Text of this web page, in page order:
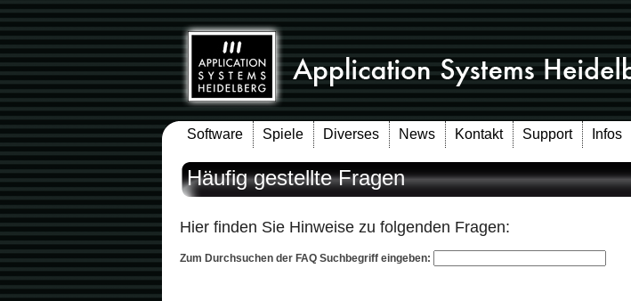
Software Spiele Diverses News Kontakt Support Infos
Häufig gestellte Fragen
Hier finden Sie Hinweise zu folgenden Fragen:
Zum Durchsuchen der FAQ Suchbegriff eingeben: